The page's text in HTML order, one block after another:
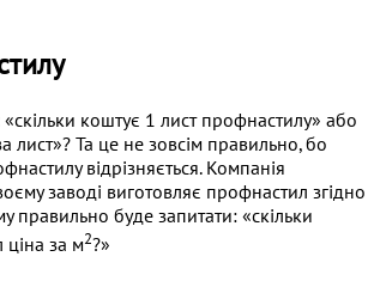
«скільки коштує 1 лист профнастилу» або
лист»? Та це не зовсім правильно, бо
відрізняється. Компанія
заводі виготовляє профнастил згідно
правильно буде запитати: «скільки
ціна за м2?»